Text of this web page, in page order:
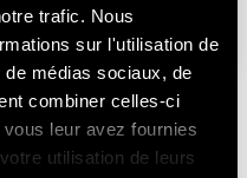
trafic. Nous
sur l'utilisation de
médias sociaux, de
combiner celles-ci
leur avez fournies
utilisation de leurs